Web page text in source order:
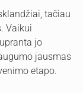
tačiau
Vaikui
jo
jausmas
etapo.